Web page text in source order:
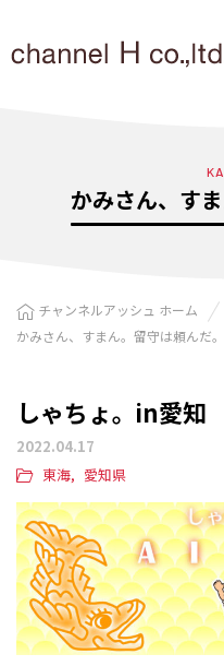
かみさん、す
チャンネルアッシュ ホーム
かみさん、すまん。留守は頼んだ。
しゃちょ。in愛知
2022.04.17
東海
愛知県